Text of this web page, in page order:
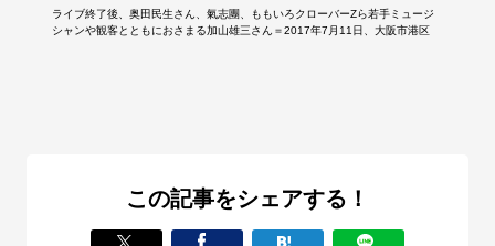
ライブ終了後、奥田民生さん、氣志團、ももいろクローバーZら若手ミュージ
シャンや観客とともにおさまる加山雄三さん＝2017年7月11日、大阪市港区
この記事をシェアする！